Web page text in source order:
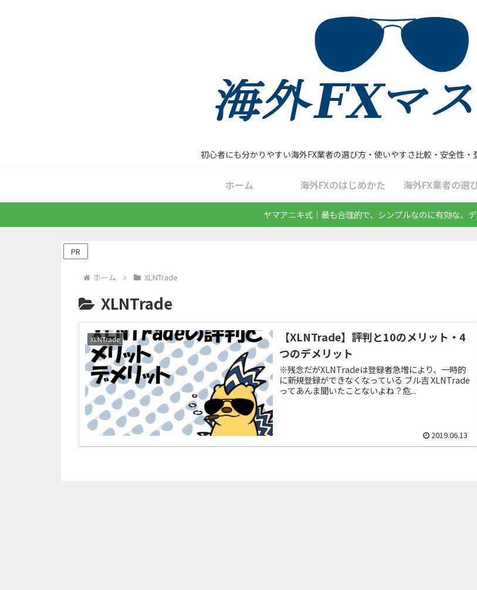
初心者にも分かりやすい海外FX業者の選び方・使いやすさ比較・安全性
ホーム 海外FXのはじめかた 海外FX業者の選
ヤマアニキ式｜最も合理的で、シンプルなのに有効な、デ
PR
ホーム XLNTrade
XLNTrade
XLNTrade
【XLNTrade】評判と10のメリット・4
つのデメリット
※残念だがXLNTradeは登録者急増により、一時的
に新規登録ができなくなっている ブル吉 XLNTrade
ってあんま聞いたことないよね？危...
2019.06.13